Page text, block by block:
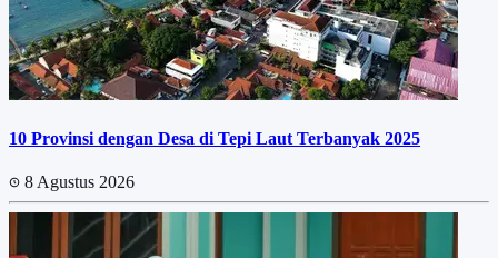
10 Provinsi dengan Desa di Tepi Laut Terbanyak 2025
8 Agustus 2026